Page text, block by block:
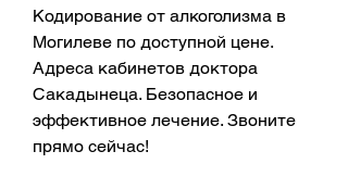
Кодирование от алкоголизма в
Могилеве по доступной цене.
Адреса кабинетов доктора
Сакадынеца. Безопасное и
эффективное лечение. Звоните
прямо сейчас!